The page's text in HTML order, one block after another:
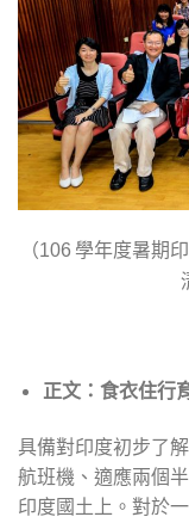
（106 學年度暑期
正文：食衣住行
具備對印度初步了
航班機、適應兩個
印度國土上。對於